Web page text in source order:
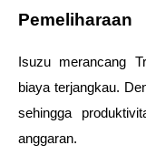
Pemeliharaan
Isuzu merancang
biaya terjangkau.
sehingga
anggaran.